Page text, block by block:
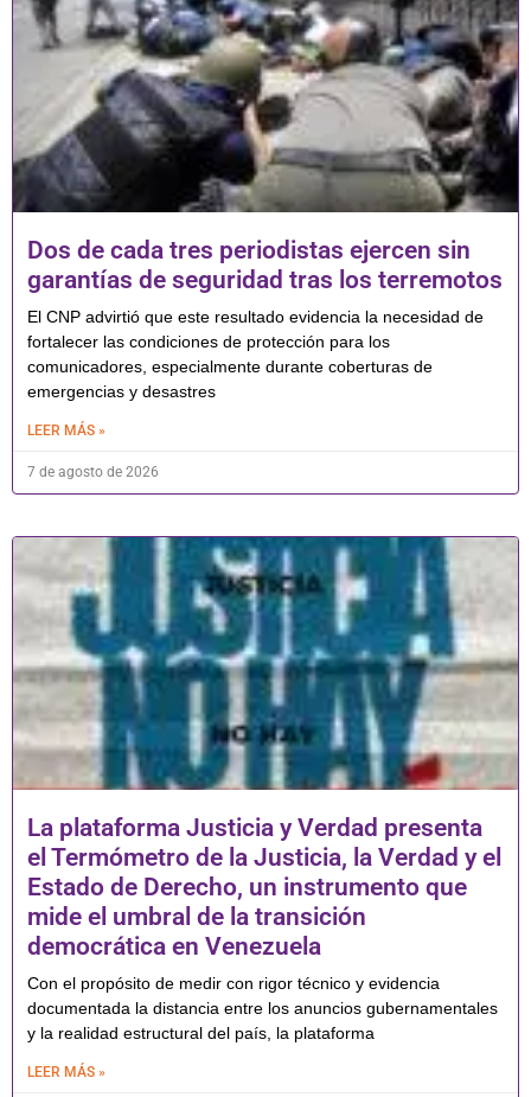
Dos de cada tres periodistas ejercen sin
garantías de seguridad tras los terremotos
El CNP advirtió que este resultado evidencia la necesidad de
fortalecer las condiciones de protección para los
comunicadores, especialmente durante coberturas de
emergencias y desastres
LEER MÁS »
7 de agosto de 2026
La plataforma Justicia y Verdad presenta
el Termómetro de la Justicia, la Verdad y el
Estado de Derecho, un instrumento que
mide el umbral de la transición
democrática en Venezuela
Con el propósito de medir con rigor técnico y evidencia
documentada la distancia entre los anuncios gubernamentales
y la realidad estructural del país, la plataforma
LEER MÁS »